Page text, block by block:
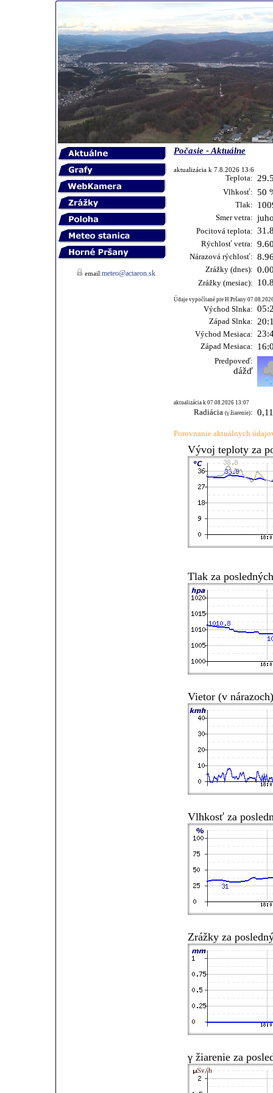
email:meteo@actaeon.sk
Počasie - Aktuálne
aktualizácia k 7.8.2026 13:6
Teplota:
Vlhkosť: 50
Tlak:
Smer vetra:
Pocitová teplota:
Rýchlosť vetra:
Nárazová rýchlosť:
Zrážky (dnes):
Zrážky (mesiac):
Údaje vypočítané pre H.Pršany
Východ Slnka:
Západ Slnka:
Východ Mesiaca:
Západ Mesiaca:
Predpoveď:
dážď
aktualizácia k 07.08.2026 13:07
Radiácia (γ žiarenie):
Porovnanie aktuálnych
Vývoj teploty za
Tlak za
Vietor (v
Vlhkosť za
Zrážky za
γ žiarenie za